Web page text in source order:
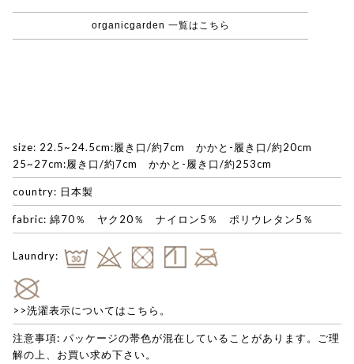
organicgarden 一覧はこちら
size: 22.5~24.5cm:履き口/約7cm かかと-履き口/約20cm
25~27cm:履き口/約7cm かかと-履き口/約253cm
country: 日本製
fabric: 綿70％ ヤク20％ ナイロン5％ ポリウレタン5％
Laundry:
>>洗濯表示についてはこちら。
注意事項: パッケージの帯色が混在していることがあります。ご理
解の上、お買い求め下さい。